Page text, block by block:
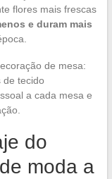
flores mais frescas
e duram mais
de mesa:
de tecido
a cada mesa e
do
moda a